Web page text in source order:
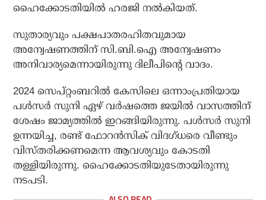
ഹൈക്കോടതിയില്‍ ഹരജി നല്‍കിയത്.
സുതാര്യവും പക്ഷപാതരഹിതവുമായ
അന്വേഷണത്തിന് സി.ബി.ഐ അന്വേഷണം
അനിവാര്യമെന്നായിരുന്നു ദിലീപിന്റെ വാദം.
2024 സെപ്റ്റംബറില്‍ കേസിലെ ഒന്നാംപ്രതിയായ
പള്‍സര്‍ സുനി ഏഴ് വര്‍ഷത്തെ ജയില്‍ വാസത്തിന്
ശേഷം ജാമ്യത്തില്‍ ഇറങ്ങിയിരുന്നു. പള്‍സര്‍ സുനി
ഉന്നയിച്ച, രണ്ട് ഫോറന്‍സിക് വിദഗ്ധരെ വീണ്ടും
വിസ്തരിക്കണമെന്ന ആവശ്യവും കോടതി
തള്ളിയിരുന്നു. ഹൈക്കോടതിയുടേതായിരുന്നു
നടപടി.